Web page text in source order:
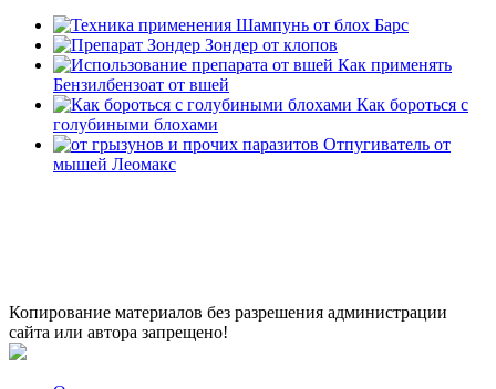
Шампунь от блох Барс
Зондер от клопов
Как применять
Бензилбензоат от вшей
Как бороться с
голубиными блохами
Отпугиватель от
мышей Леомакс
Копирование материалов без разрешения администрации
сайта или автора запрещено!